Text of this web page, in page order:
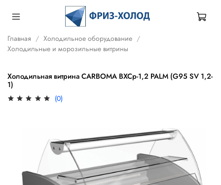
Главная
Холодильное оборудование
Холодильные и морозильные витрины
Холодильная витрина CARBOMA ВХСр-1,2 PALM (G95 SV 1,2-
1)
(0)